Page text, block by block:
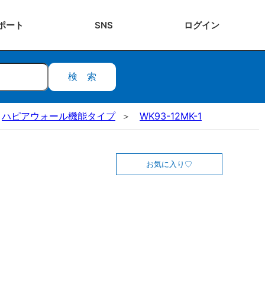
ート SNS ログイン
検索
ハピアウォール機能タイプ WK93-12MK-1
お気に入り